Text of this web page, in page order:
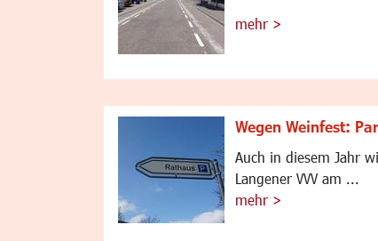
mehr >
Wegen Weinfest:
Auch in diesem Jahr
Langener VVV am ...
mehr >